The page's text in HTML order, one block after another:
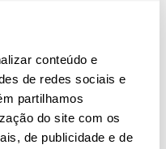
conteúdo e
de redes sociais e
partilhamos
do site com os
de publicidade e de
apenas esportes:
For Padel, levamos
do mundo,
de alta qualidade
e estilo.